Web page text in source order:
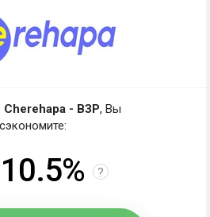
- ВЗР:
купоном
магазином клиенту
экономии?
символов, вводимая при
Cherehapa - ВЗР, Вы
сэкономите:
10.5% ?